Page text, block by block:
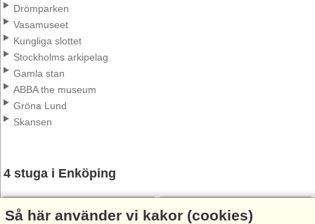
Drömparken
Vasamuseet
Kungliga slottet
Stockholms arkipelag
Gamla stan
ABBA the museum
Gröna Lund
Skansen
4 stuga i Enköping
Så här använder vi kakor (cookies)